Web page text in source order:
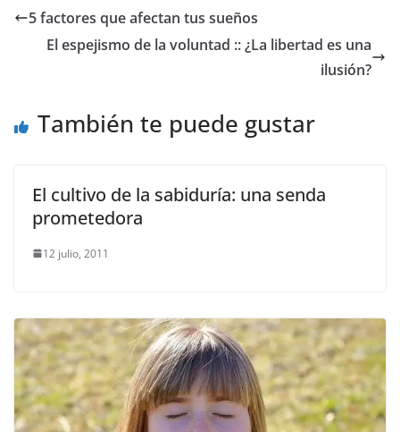
5 factores que afectan tus sueños
El espejismo de la voluntad :: ¿La libertad es una
ilusión?
También te puede gustar
El cultivo de la sabiduría: una senda
prometedora
12 julio, 2011